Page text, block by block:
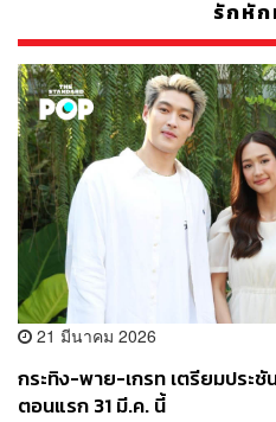
รักหั
21 มีนาคม 2026
กระทิง-พาย-เกรท เตรียมประชั
ตอนแรก 31 มี.ค. นี้